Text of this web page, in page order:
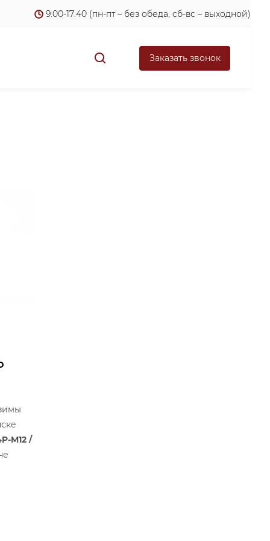
9:00-17:40 (пн-пт – без обеда, сб-вс – выходной)
Заказать звонок
M12 /